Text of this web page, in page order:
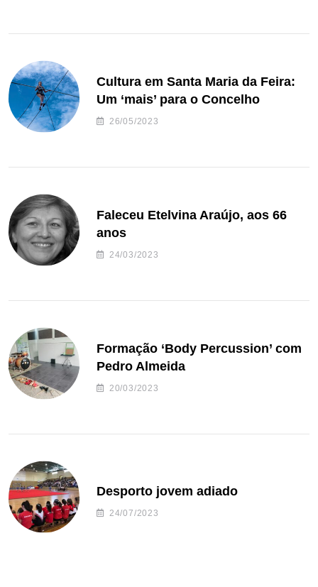
Cultura em Santa Maria da Feira:
Um ‘mais’ para o Concelho
26/05/2023
Faleceu Etelvina Araújo, aos 66
anos
24/03/2023
Formação ‘Body Percussion’ com
Pedro Almeida
20/03/2023
Desporto jovem adiado
24/07/2023